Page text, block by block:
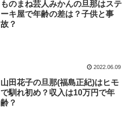
ものまね芸人みかんの旦那はステ
ーキ屋で年齢の差は？子供と事
故？
2022.06.09
山田花子の旦那(福島正紀)はヒモ
で馴れ初め？収入は10万円で年
齢？